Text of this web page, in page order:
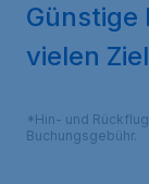
Günstige
vielen
*Hin- und
Buchungsgebühr.